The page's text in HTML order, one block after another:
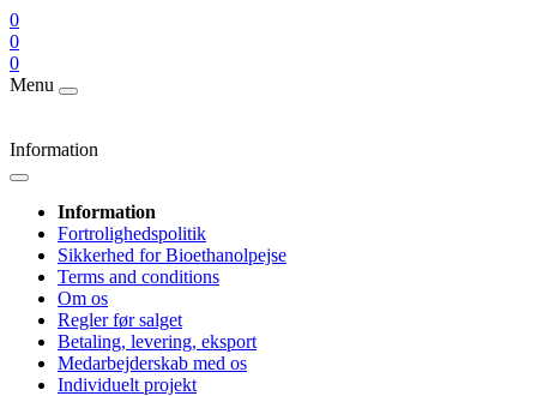
0
0
0
Menu
Information
Information
Fortrolighedspolitik
Sikkerhed for Bioethanolpejse
Terms and conditions
Om os
Regler før salget
Betaling, levering, eksport
Medarbejderskab med os
Individuelt projekt